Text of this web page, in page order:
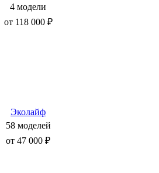
4 модели
от 118 000 ₽
Эколайф
58 моделей
от 47 000 ₽